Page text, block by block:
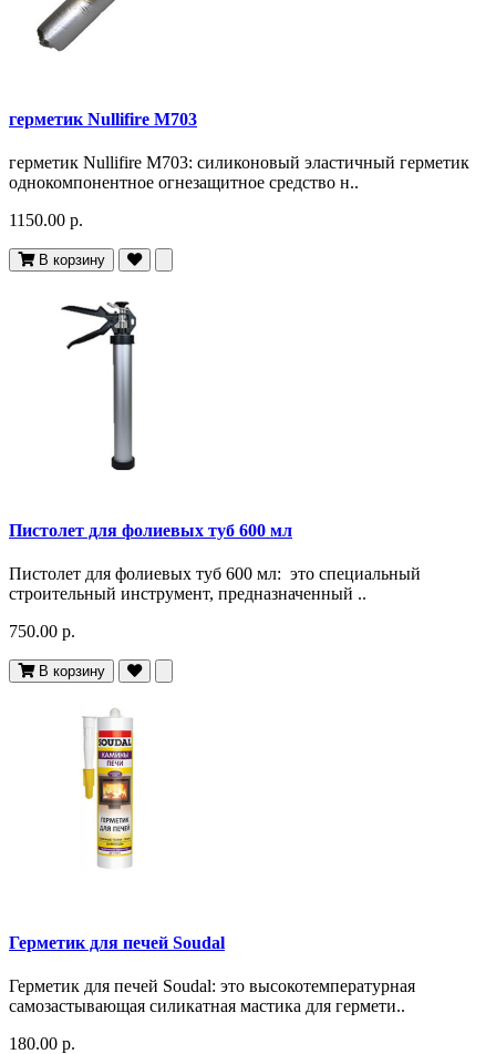
герметик Nullifire M703
герметик Nullifire M703: силиконовый эластичный герметик
однокомпонентное огнезащитное средство н..
1150.00 р.
В корзину
Пистолет для фолиевых туб 600 мл
Пистолет для фолиевых туб 600 мл: это специальный
строительный инструмент, предназначенный ..
750.00 р.
В корзину
Герметик для печей Soudal
Герметик для печей Soudal: это высокотемпературная
самозастывающая силикатная мастика для гермети..
180.00 р.